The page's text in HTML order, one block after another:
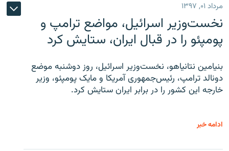
مرداد ۰۱, ۱۳۹۷
نخست‌وزیر اسرائیل، مواضع ترامپ و
پومپئو را در قبال ایران، ستایش کرد
بنیامین نتانیاهو، نخست‌وزیر اسرائیل، روز دوشنبه موضع
دونالد ترامپ، رئیس‌جمهوری آمریکا و مایک پومپئو، وزیر
خارجه این کشور را در برابر ایران ستایش کرد.
ادامه خبر